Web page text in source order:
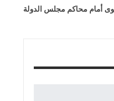
أمام محاكم مجلس الدولة